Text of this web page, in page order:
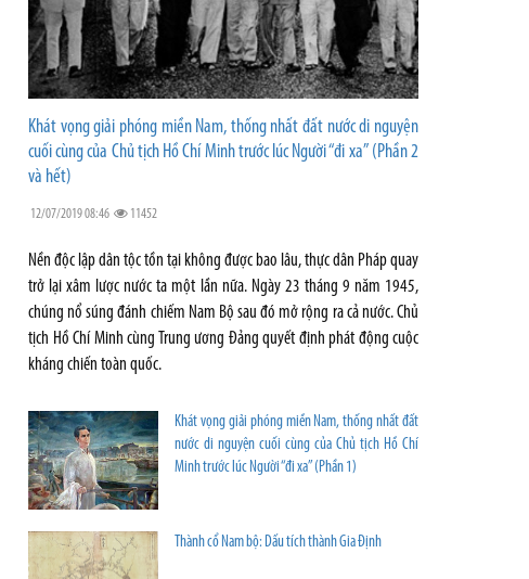
Khát vọng giải phóng miền Nam, thống nhất đất nước di nguyện
cuối cùng của Chủ tịch Hồ Chí Minh trước lúc Người “đi xa” (Phần 2
và hết)
12/07/2019 08:46 11452
Nền độc lập dân tộc tồn tại không được bao lâu, thực dân Pháp quay
trở lại xâm lược nước ta một lần nữa. Ngày 23 tháng 9 năm 1945,
chúng nổ súng đánh chiếm Nam Bộ sau đó mở rộng ra cả nước. Chủ
tịch Hồ Chí Minh cùng Trung ương Đảng quyết định phát động cuộc
kháng chiến toàn quốc.
Khát vọng giải phóng miền Nam, thống nhất đất
nước di nguyện cuối cùng của Chủ tịch Hồ Chí
Minh trước lúc Người “đi xa” (Phần 1)
Thành cổ Nam bộ: Dấu tích thành Gia Định